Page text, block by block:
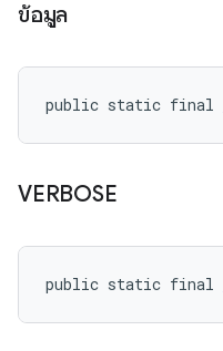
ข้อมูล
public static final
VERBOSE
public static final